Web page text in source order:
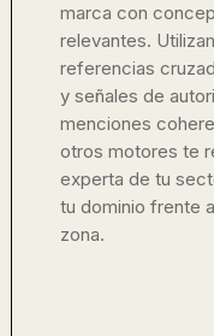
marca con
relevantes.
referencias
y señales de
menciones
otros motores te
experta de tu
tu dominio frente
zona.